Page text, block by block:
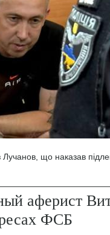
Лучанов, що наказав
аферист
ФСБ